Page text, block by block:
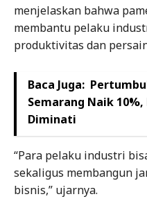
menjelaskan bahwa
membantu pelaku
produktivitas dan
Baca Juga:
Semarang Naik
Diminati
“Para pelaku industri
sekaligus membangun
bisnis,” ujarnya.